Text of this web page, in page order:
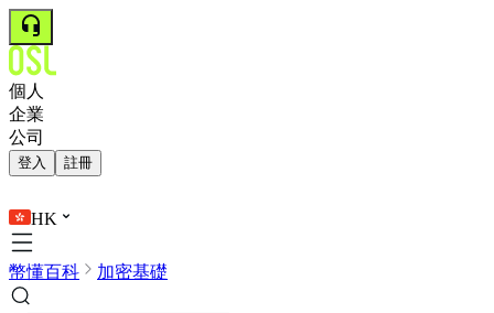
個人
企業
公司
登入 註冊
HK
幣懂百科 加密基礎